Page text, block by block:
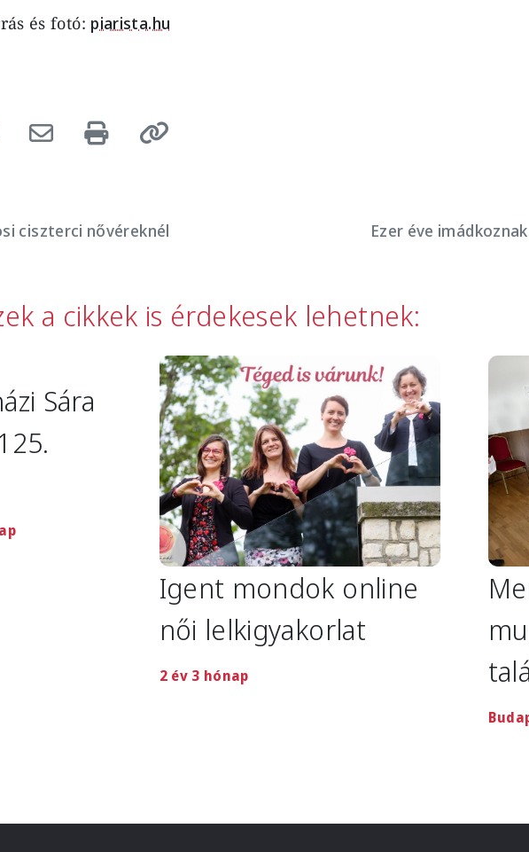
és fotó: piarista.hu
ciszterci nővéreknél
Ezer éve
a cikkek is érdekesek lehetnek:
Sára
Image
Igent mondok online
női lelkigyakorlat
2 év 3 hónap
Image